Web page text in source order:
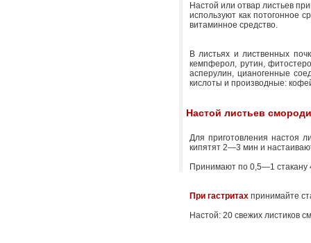
Настой или отвар листьев
используют как потогонное
витаминное средство.
В листьях и лиственных
кемпферол, рутин,
асперулин, цианогенные
кислоты и производные:
Настой листьев
Для приготовления настоя
кипятят 2—3 мин и
Принимают по 0,5—1
При гастритах принимайте
Настой: 20 свежих листиков